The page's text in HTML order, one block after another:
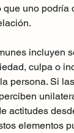
uno podría
incluyen
culpa o
persona. Si las
actitudes
elementos